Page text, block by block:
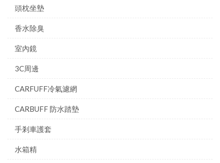
頭枕坐墊
香水除臭
室內鏡
3C周邊
CARFUFF冷氣濾網
CARBUFF 防水踏墊
手剎車護套
水箱精